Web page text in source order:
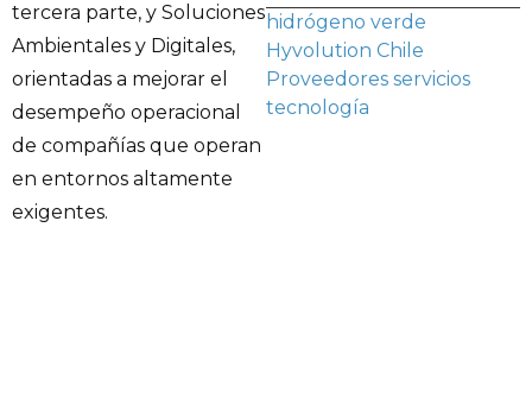
tercera parte, y Soluciones
Ambientales y Digitales,
orientadas a mejorar el
desempeño operacional
de compañías que operan
en entornos altamente
exigentes.
hidrógeno verde
Hyvolution Chile
Proveedores servicios
tecnología